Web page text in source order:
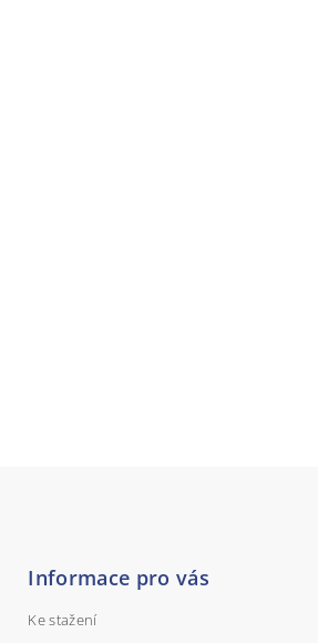
Informace pro vás
Ke stažení